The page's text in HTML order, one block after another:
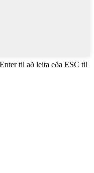
til að leita eða ESC til